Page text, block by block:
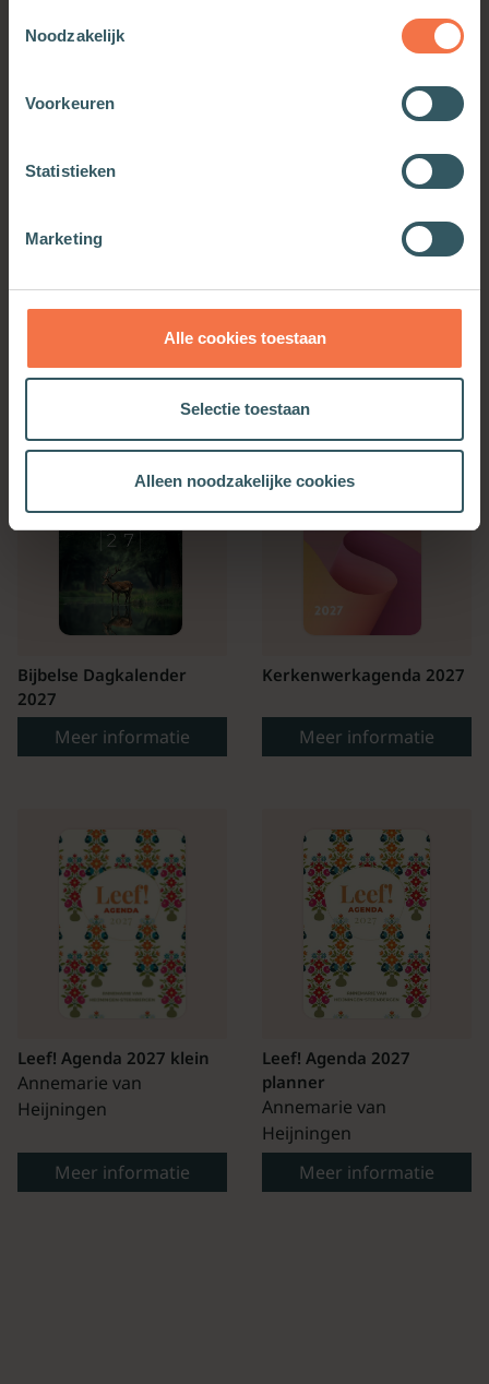
Noodzakelijk
Voorkeuren
Statistieken
Marketing
Alle cookies toestaan
Selectie toestaan
Alleen noodzakelijke cookies
Ik wou dat ik kon geloven
Meer informatie
Bijbelse Dagkalender
2027
Meer informatie
Kerkenwerkagenda 2027
Meer informatie
Leef! Agenda 2027 klein
Annemarie van
Heijningen
Meer informatie
Leef! Agenda 2027
planner
Annemarie van
Heijningen
Meer informatie